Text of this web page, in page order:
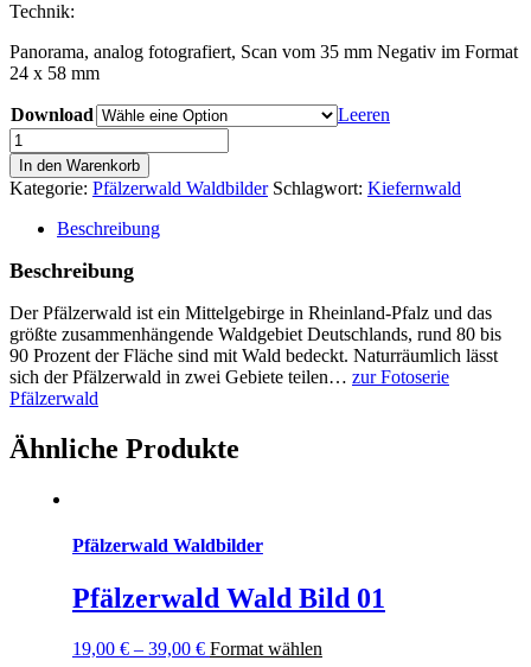
Technik:
Panorama, analog fotografiert, Scan vom 35 mm Negativ im Format
24 x 58 mm
Download
Leeren
Pfälzerwald
Wald
Bild
10
Menge
In den Warenkorb
Kategorie: Pfälzerwald Waldbilder Schlagwort: Kiefernwald
Beschreibung
Beschreibung
Der Pfälzerwald ist ein Mittelgebirge in Rheinland-Pfalz und das
größte zusammenhängende Waldgebiet Deutschlands, rund 80 bis
90 Prozent der Fläche sind mit Wald bedeckt. Naturräumlich lässt
sich der Pfälzerwald in zwei Gebiete teilen… zur Fotoserie
Pfälzerwald
Ähnliche Produkte
Pfälzerwald Waldbilder
Pfälzerwald Wald Bild 01
19,00 €– 39,00 € Format wählen